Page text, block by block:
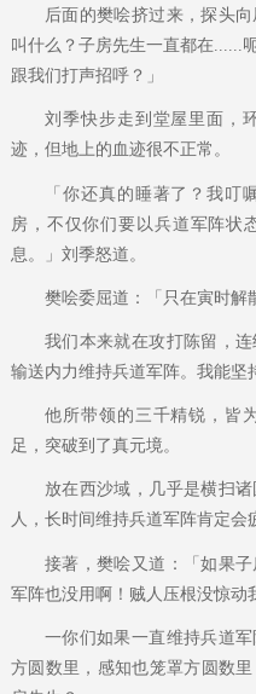
后面的樊哙挤过来，探头
叫什么？子房先生一直都在......
跟我们打声招呼？」
刘季快步走到堂屋里面，
迹，但地上的血迹很不正常。
「你还真的睡著了？我叮
房，不仅你们要以兵道军阵状
息。」刘季怒道。
樊哙委屈道：「只在寅时解
我们本来就在攻打陈留，
输送内力维持兵道军阵。我能坚
他所带领的三千精锐，皆
足，突破到了真元境。
放在西沙域，几乎是横扫
人，长时间维持兵道军阵肯定会
接著，樊哙又道：「如果
军阵也没用啊！贼人压根没惊动
一你们如果一直维持兵道
方圆数里，感知也笼罩方圆数